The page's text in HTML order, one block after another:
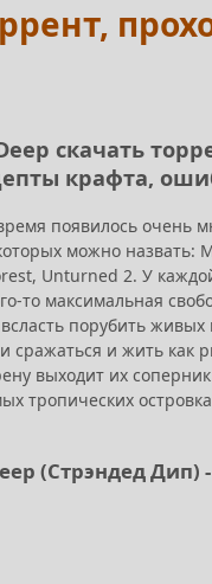
скачать
крафта,
появилось очень
можно назвать:
Unturned 2. У
то максимальная
порубить
сражаться и жить как
выходит их
тропических
(Стрэндед